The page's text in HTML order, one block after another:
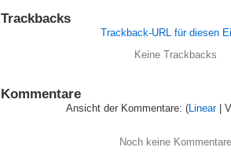
Trackbacks
Trackback-URL für diesen
Keine Trackbacks
Kommentare
Ansicht der Kommentare: (Linear|
Noch keine Kommentare